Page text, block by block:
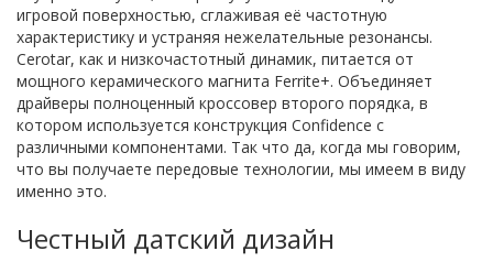
игровой поверхностью, сглаживая её частотную
характеристику и устраняя нежелательные резонансы.
Cerotar, как и низкочастотный динамик, питается от
мощного керамического магнита Ferrite+. Объединяет
драйверы полноценный кроссовер второго порядка, в
котором используется конструкция Confidence с
различными компонентами. Так что да, когда мы говорим,
что вы получаете передовые технологии, мы имеем в виду
именно это.
Честный датский дизайн